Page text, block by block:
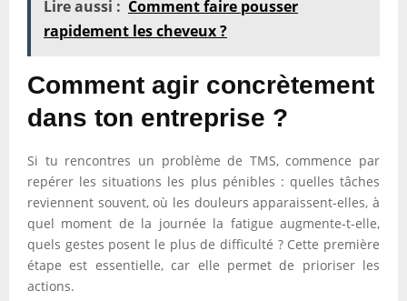
Lire aussi : Comment faire pousser
rapidement les cheveux ?
Comment agir concrètement
dans ton entreprise ?
Si tu rencontres un problème de TMS, commence par
repérer les situations les plus pénibles : quelles tâches
reviennent souvent, où les douleurs apparaissent-elles, à
quel moment de la journée la fatigue augmente-t-elle,
quels gestes posent le plus de difficulté ? Cette première
étape est essentielle, car elle permet de prioriser les
actions.